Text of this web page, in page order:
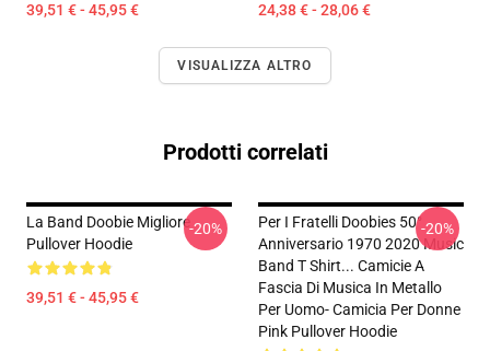
39,51 € - 45,95 € 24,38 € - 28,06 €
VISUALIZZA ALTRO
Prodotti correlati
La Band Doobie Migliore
Pullover Hoodie
39,51 € - 45,95 €
-20%
Per I Fratelli Doobies 50°
Anniversario 1970 2020 Music
Band T Shirt... Camicie A
Fascia Di Musica In Metallo
Per Uomo- Camicia Per Donne
Pink Pullover Hoodie
-20%